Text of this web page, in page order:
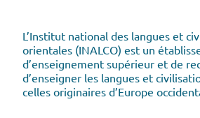
L’Institut national des langues et
orientales (INALCO) est un
d’enseignement supérieur et de
d’enseigner les langues et
celles originaires d’Europe